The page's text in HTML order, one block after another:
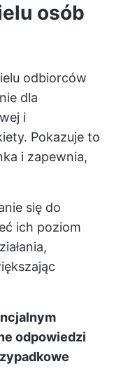
osób
odbiorców
dla
i
Pokazuje to
i zapewnia,
się do
ich poziom
odpowiedzi